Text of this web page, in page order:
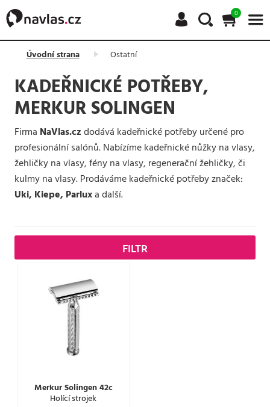
0
Úvodní strana Ostatní
KADEŘNICKÉ POTŘEBY,
MERKUR SOLINGEN
Firma NaVlas.czdodává kadeřnické potřeby určené pro
profesionální salónů. Nabízíme kadeřnické nůžky na vlasy,
žehličky na vlasy, fény na vlasy, regenerační žehličky, či
kulmy na vlasy. Prodáváme kadeřnické potřeby značek:
Uki, Kiepe, Parluxa další.
FILTR
Merkur Solingen 42c
Holící strojek